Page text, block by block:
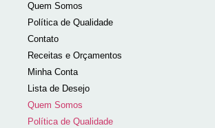
Quem Somos
Política de Qualidade
Contato
Receitas e Orçamentos
Minha Conta
Lista de Desejo
Quem Somos
Política de Qualidade